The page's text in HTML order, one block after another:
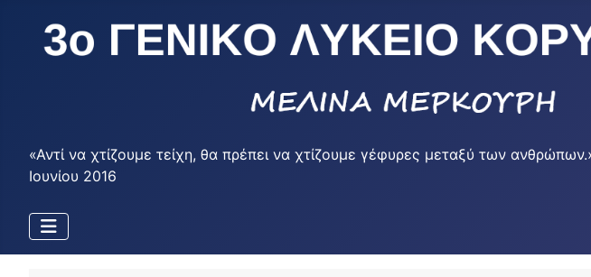
«Αντί να χτίζουμε τείχη, θα πρέπει να χτίζουμε γέφυρες μεταξύ των
Ιουνίου 2016